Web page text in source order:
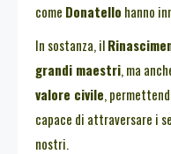
come Donatello hanno
In sostanza, il
grandi maestri, ma
valore civile,
capace di attraversare i
nostri.